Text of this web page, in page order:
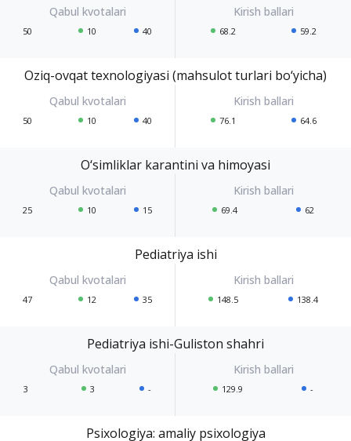
50 10 40 68.2 59.2
Oziq-ovqat texnologiyasi (mahsulot turlari bo‘yicha)
50 10 40 76.1 64.6
O‘simliklar karantini va himoyasi
25 10 15 69.4 62
Pediatriya ishi
47 12 35 148.5 138.4
Pediatriya ishi-Guliston shahri
3 3 - 129.9 -
Psixologiya: amaliy psixologiya